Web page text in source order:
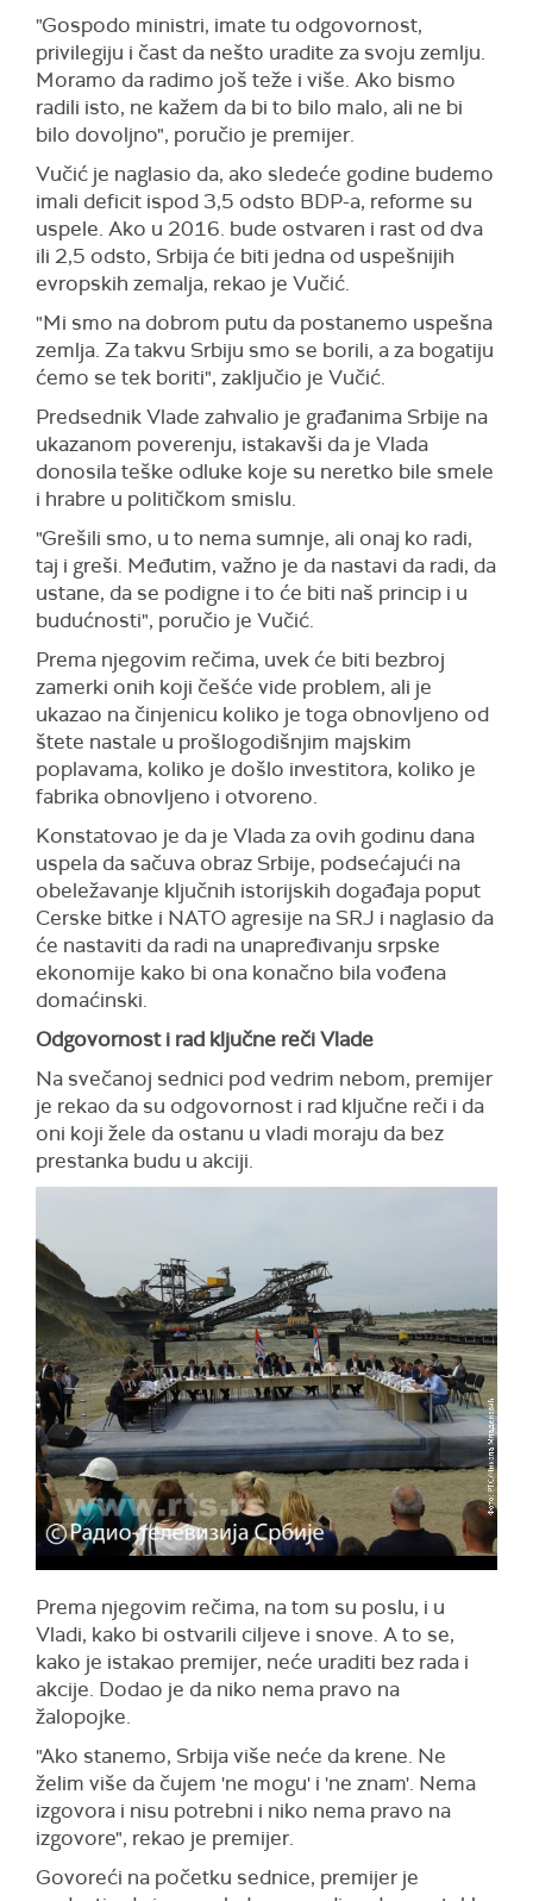
"Gospodo ministri, imate tu odgovornost,
privilegiju i čast da nešto uradite za svoju zemlju.
Moramo da radimo još teže i više. Ako bismo
radili isto, ne kažem da bi to bilo malo, ali ne bi
bilo dovoljno", poručio je premijer.
Vučić je naglasio da, ako sledeće godine budemo
imali deficit ispod 3,5 odsto BDP-a, reforme su
uspele. Ako u 2016. bude ostvaren i rast od dva
ili 2,5 odsto, Srbija će biti jedna od uspešnijih
evropskih zemalja, rekao je Vučić.
"Mi smo na dobrom putu da postanemo uspešna
zemlja. Za takvu Srbiju smo se borili, a za bogatiju
ćemo se tek boriti", zaključio je Vučić.
Predsednik Vlade zahvalio je građanima Srbije na
ukazanom poverenju, istakavši da je Vlada
donosila teške odluke koje su neretko bile smele
i hrabre u političkom smislu.
"Grešili smo, u to nema sumnje, ali onaj ko radi,
taj i greši. Međutim, važno je da nastavi da radi, da
ustane, da se podigne i to će biti naš princip i u
budućnosti", poručio je Vučić.
Prema njegovim rečima, uvek će biti bezbroj
zamerki onih koji češće vide problem, ali je
ukazao na činjenicu koliko je toga obnovljeno od
štete nastale u prošlogodišnjim majskim
poplavama, koliko je došlo investitora, koliko je
fabrika obnovljeno i otvoreno.
Konstatovao je da je Vlada za ovih godinu dana
uspela da sačuva obraz Srbije, podsećajući na
obeležavanje ključnih istorijskih događaja poput
Cerske bitke i NATO agresije na SRJ i naglasio da
će nastaviti da radi na unapređivanju srpske
ekonomije kako bi ona konačno bila vođena
domaćinski.
Odgovornost i rad ključne reči Vlade
Na svečanoj sednici pod vedrim nebom, premijer
je rekao da su odgovornost i rad ključne reči i da
oni koji žele da ostanu u vladi moraju da bez
prestanka budu u akciji.
Prema njegovim rečima, na tom su poslu, i u
Vladi, kako bi ostvarili ciljeve i snove. A to se,
kako je istakao premijer, neće uraditi bez rada i
akcije. Dodao je da niko nema pravo na
žalopojke.
"Ako stanemo, Srbija više neće da krene. Ne
želim više da čujem 'ne mogu' i 'ne znam'. Nema
izgovora i nisu potrebni i niko nema pravo na
izgovore", rekao je premijer.
Govoreći na početku sednice, premijer je